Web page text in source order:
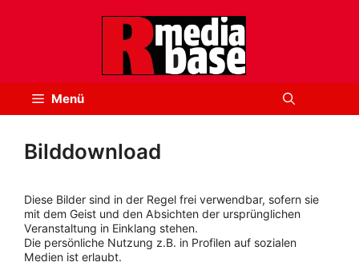
Menü
Bilddownload
Diese Bilder sind in der Regel frei verwendbar, sofern sie
mit dem Geist und den Absichten der ursprünglichen
Veranstaltung in Einklang stehen.
Die persönliche Nutzung z.B. in Profilen auf sozialen
Medien ist erlaubt.